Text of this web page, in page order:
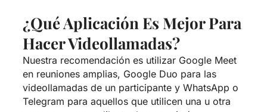
¿Qué Aplicación Es Mejor Para
Hacer Videollamadas?
Nuestra recomendación es utilizar Google Meet
en reuniones amplias, Google Duo para las
videollamadas de un participante y WhatsApp o
Telegram para aquellos que utilicen una u otra